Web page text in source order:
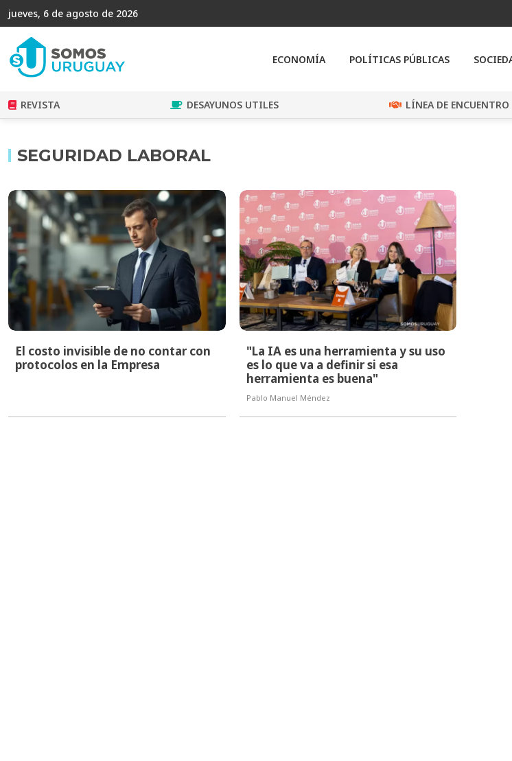
jueves, 6 de agosto de 2026
ECONOMÍA POLÍTICAS PÚBLICAS
REVISTA DESAYUNOS UTILES LÍNEA DE ENCUENTRO
SEGURIDAD LABORAL
El costo invisible de no contar con
protocolos en la Empresa
"La IA es una herramienta y su uso
es lo que va a definir si esa
herramienta es buena"
Pablo Manuel Méndez